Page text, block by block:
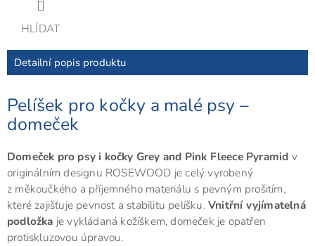
HLÍDAT
Detailní popis produktu
Pelíšek pro kočky a malé psy –
domeček
Domeček pro psy i kočky Grey and Pink Fleece Pyramid v
originálním designu ROSEWOOD je celý vyrobený
z měkoučkého a příjemného materiálu s pevným prošitím,
které zajišťuje pevnost a stabilitu pelíšku.Vnitřní vyjímatelná
podložka je vykládaná kožíškem, domeček je opatřen
protiskluzovou úpravou.